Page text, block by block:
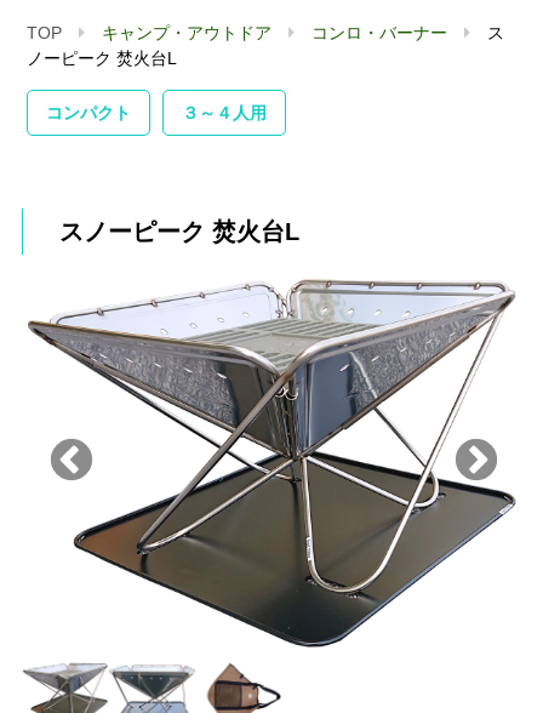
TOP キャンプ・アウトドア コンロ・バーナー
ス
ノーピーク 焚火台L
コンパクト ３～４人用
スノーピーク 焚火台L